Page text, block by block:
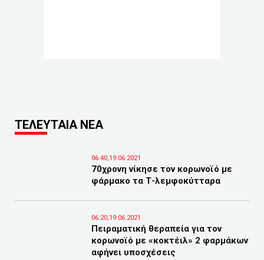
ΤΕΛΕΥΤΑΙΑ ΝΕΑ
06:40,19.06.2021
70χρονη νίκησε τον κορωνοϊό με
φάρμακο τα Τ-λεμφοκύτταρα
06:20,19.06.2021
Πειραματική θεραπεία για τον
κορωνοϊό με «κοκτέιλ» 2 φαρμάκων
αφήνει υποσχέσεις